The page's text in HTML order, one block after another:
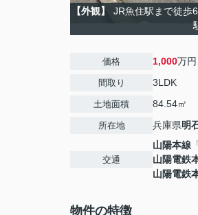
【外観】
JR魚住駅まで徒歩
価格 1,000万円
間取り 3LDK
土地面積 84.54㎡
所在地 兵庫県明
交通
山陽本線
山陽電鉄
山陽電鉄
物件の特徴